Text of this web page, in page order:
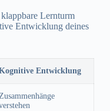
Lernturm
Entwicklung deines
Entwicklung